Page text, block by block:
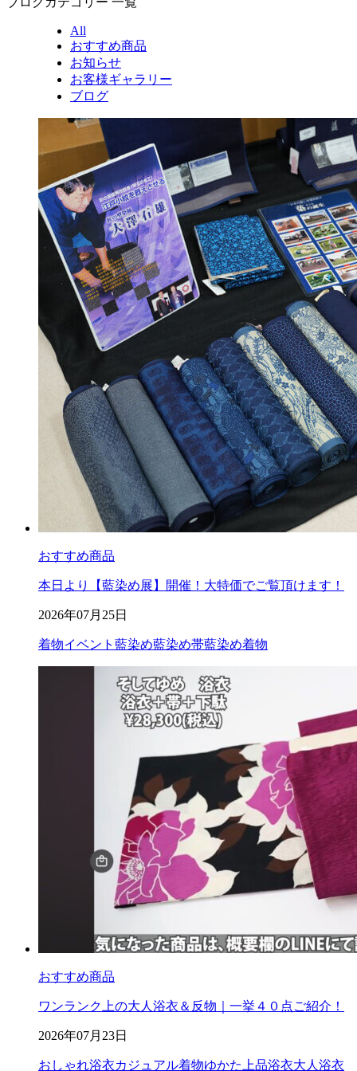
All
おすすめ商品
お知らせ
お客様ギャラリー
ブログ
おすすめ商品
本日より【藍染め展】開催！大特価でご覧頂けます！
2026年07月25日
着物イベント 藍染め藍染め帯藍染め着物
おすすめ商品
ワンランク上の大人浴衣＆反物｜一挙４０点ご紹介！
2026年07月23日
おしゃれ浴衣カジュアル着物ゆかた 上品浴衣大人浴衣